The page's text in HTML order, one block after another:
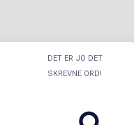
DET ER JO DET
SKREVNE ORD!